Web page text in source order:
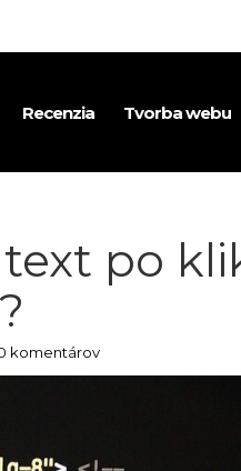
Recenzia Tvorba webu
po
komentárov